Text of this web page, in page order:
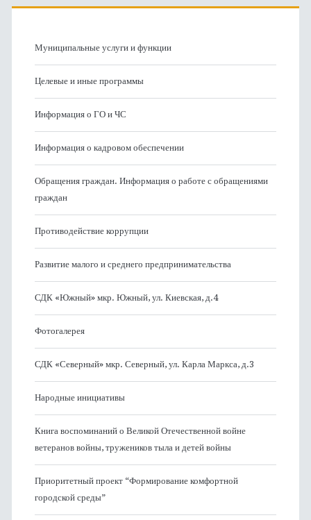
Муниципальные услуги и функции
Целевые и иные программы
Информация о ГО и ЧС
Информация о кадровом обеспечении
Обращения граждан. Информация о работе с обращениями
граждан
Противодействие коррупции
Развитие малого и среднего предпринимательства
СДК «Южный» мкр. Южный, ул. Киевская, д.4
Фотогалерея
СДК «Северный» мкр. Северный, ул. Карла Маркса, д.3
Народные инициативы
Книга воспоминаний о Великой Отечественной войне
ветеранов войны, тружеников тыла и детей войны
Приоритетный проект “Формирование комфортной
городской среды”